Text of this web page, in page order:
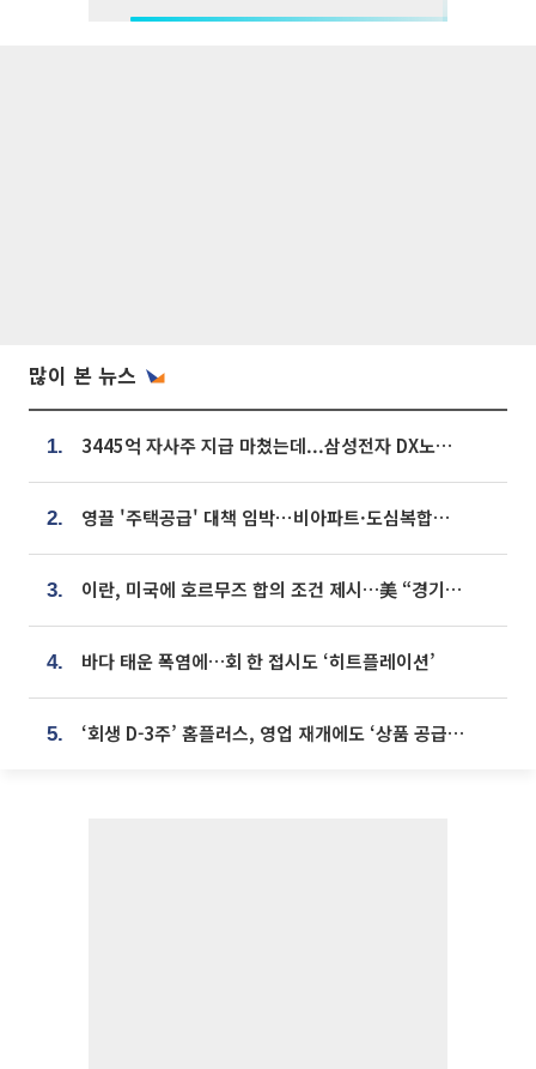
많이 본 뉴스
1. 3445억 자사주 지급 마쳤는데...삼성전자 DX노조, 뒤늦은 '떼쓰기 집회'
2. 영끌 '주택공급' 대책 임박⋯비아파트·도심복합까지 총동원
3. 이란, 미국에 호르무즈 합의 조건 제시…美 “경기 아직 안 끝나” [종합]
4. 바다 태운 폭염에…회 한 접시도 ‘히트플레이션’
5. ‘회생 D-3주’ 홈플러스, 영업 재개에도 ‘상품 공급망’ 복구가 생존 관건